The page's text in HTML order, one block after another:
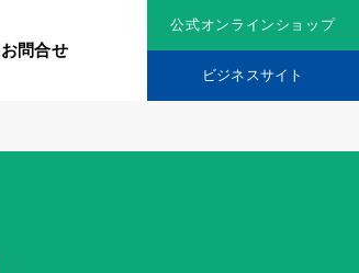
お問合せ
公式オンラインショップ
ビジネスサイト